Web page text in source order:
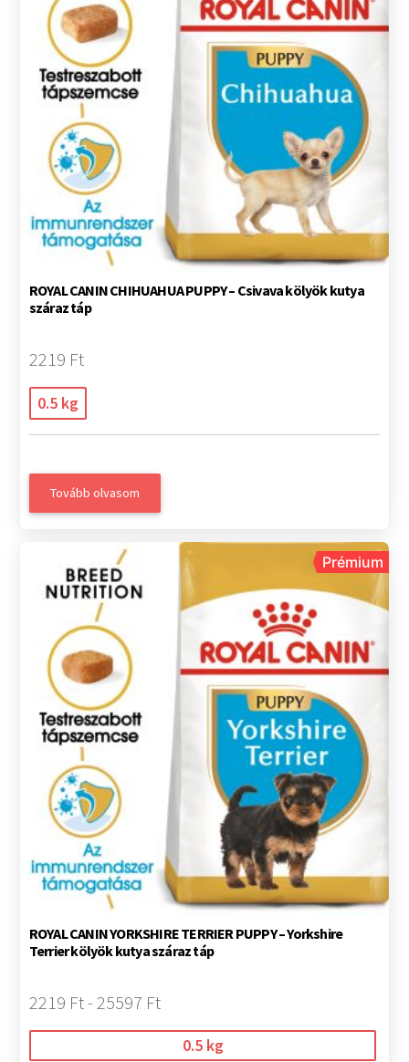
ROYAL CANIN CHIHUAHUA PUPPY – Csivava kölyök kutya
száraz táp
2219 Ft
0.5 kg
Tovább olvasom
Prémium
ROYAL CANIN YORKSHIRE TERRIER PUPPY – Yorkshire
Terrier kölyök kutya száraz táp
2219 Ft - 25597 Ft
0.5 kg